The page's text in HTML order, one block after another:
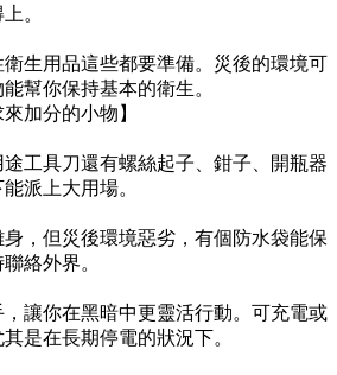
。
生用品這些都要準備。災後的環境可
幫你保持基本的衛生。
加分的小物】
工具刀還有螺絲起子、鉗子、開瓶器
派上大用場。
，但災後環境惡劣，有個防水袋能保
絡外界。
讓你在黑暗中更靈活行動。可充電或
是在長期停電的狀況下。